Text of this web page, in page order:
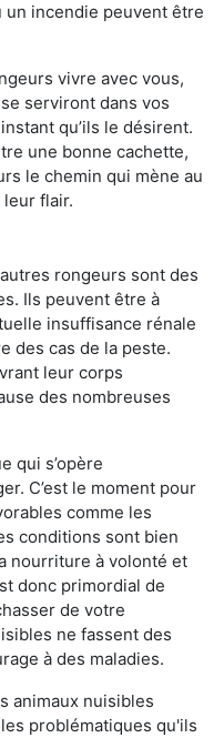
incendie peuvent être
vivre avec vous,
serviront dans vos
qu’ils le désirent.
une bonne cachette,
le chemin qui mène au
leur flair.
rongeurs sont des
Ils peuvent être à
insuffisance rénale
des cas de la peste.
leur corps
des nombreuses
qui s’opère
C’est le moment pour
comme les
conditions sont bien
nourriture à volonté et
donc primordial de
de votre
ne fassent des
à des maladies.
animaux nuisibles
problématiques qu'ils